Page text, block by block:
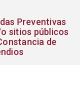
Preventivas
sitios públicos
de